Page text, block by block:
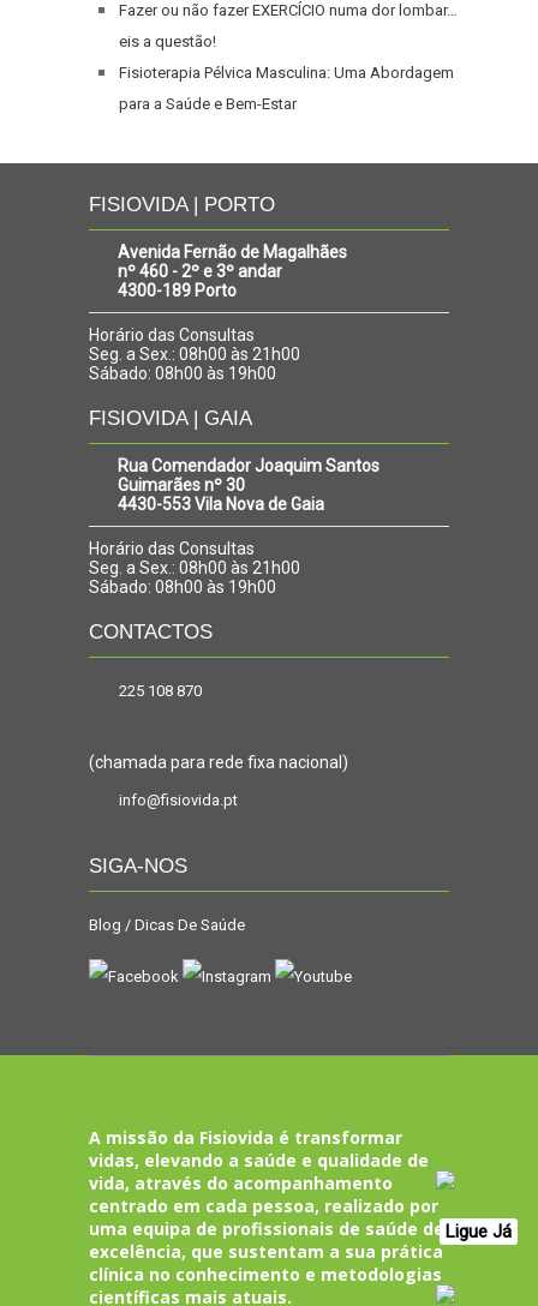
Fazer ou não fazer EXERCÍCIO numa dor lombar…
eis a questão!
Fisioterapia Pélvica Masculina: Uma Abordagem
para a Saúde e Bem-Estar
Ligue Já
FISIOVIDA | PORTO
Avenida Fernão de Magalhães
nº 460 - 2º e 3º andar
4300-189 Porto
Horário das Consultas
Seg. a Sex.: 08h00 às 21h00
Sábado: 08h00 às 19h00
FISIOVIDA | GAIA
Rua Comendador Joaquim Santos
Guimarães nº 30
4430-553 Vila Nova de Gaia
Horário das Consultas
Seg. a Sex.: 08h00 às 21h00
Sábado: 08h00 às 19h00
CONTACTOS
225 108 870
(chamada para rede fixa nacional)
info@fisiovida.pt
SIGA-NOS
Blog / Dicas De Saúde
A missão da Fisiovida é transformar
vidas, elevando a saúde e qualidade de
vida, através do acompanhamento
centrado em cada pessoa, realizado por
uma equipa de profissionais de saúde de
excelência, que sustentam a sua prática
clínica no conhecimento e metodologias
científicas mais atuais.